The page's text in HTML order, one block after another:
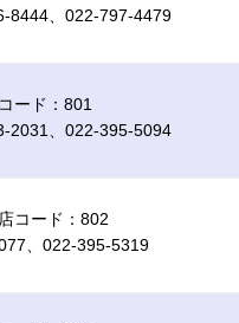
8444、022-797-4479
ード：801
2031、022-395-5094
コード：802
、022-395-5319